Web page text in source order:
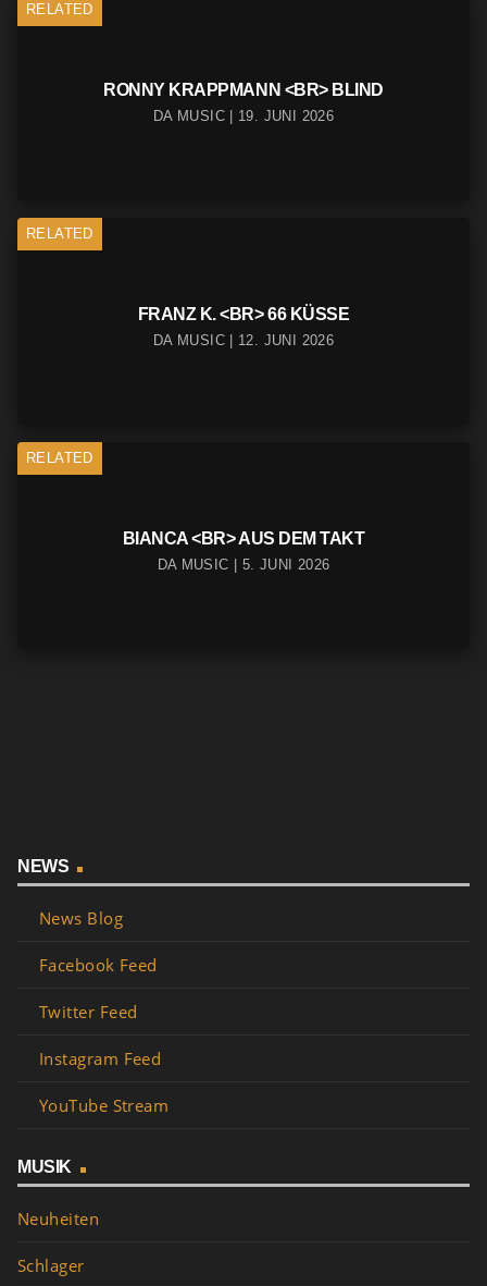
RELATED
RONNY KRAPPMANN <BR> BLIND
DA MUSIC | 19. JUNI 2026
RELATED
FRANZ K. <BR> 66 KÜSSE
DA MUSIC | 12. JUNI 2026
RELATED
BIANCA <BR> AUS DEM TAKT
DA MUSIC | 5. JUNI 2026
NEWS
News Blog
Facebook Feed
Twitter Feed
Instagram Feed
YouTube Stream
MUSIK
Neuheiten
Schlager